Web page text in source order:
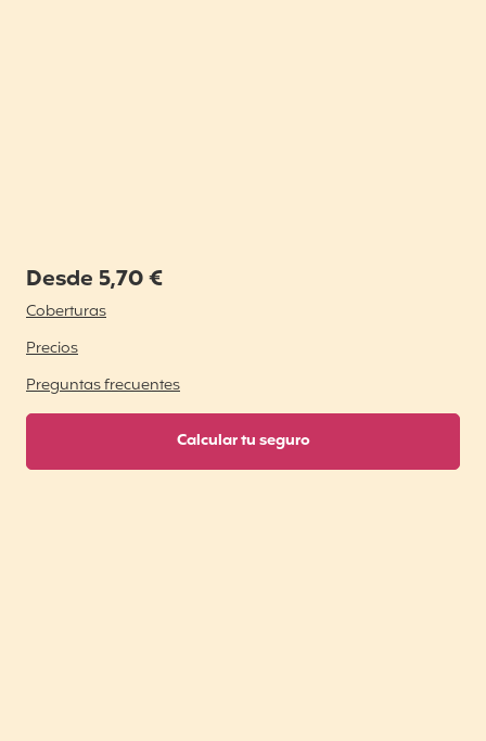
Desde 5,70 €
Coberturas
Precios
Preguntas frecuentes
Calcular tu seguro